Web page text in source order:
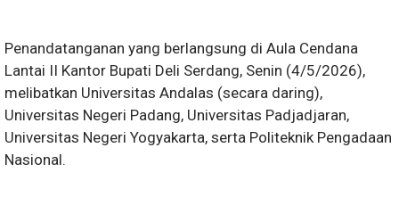
Penandatanganan yang berlangsung di Aula Cendana
Lantai II Kantor Bupati Deli Serdang, Senin (4/5/2026),
melibatkan Universitas Andalas (secara daring),
Universitas Negeri Padang, Universitas Padjadjaran,
Universitas Negeri Yogyakarta, serta Politeknik Pengadaan
Nasional.